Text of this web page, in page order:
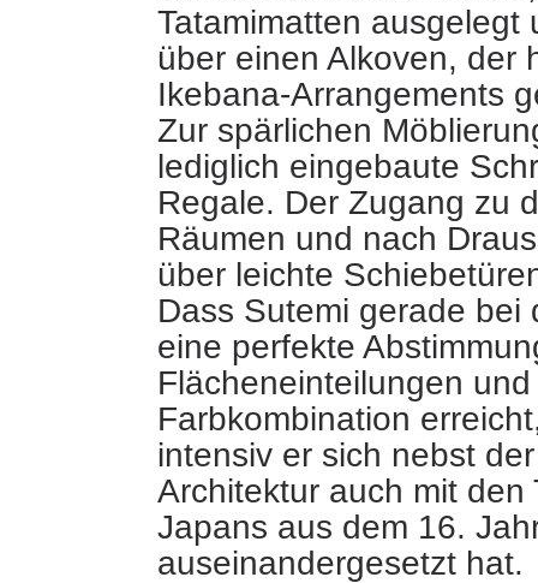
Tatamimatten ausgelegt
über einen Alkoven, der
Ikebana-Arrangements
Zur spärlichen
lediglich eingebaute
Regale. Der Zugang zu
Räumen und nach
über leichte
Dass Sutemi gerade bei
eine perfekte
Flächeneinteilungen und
Farbkombination
intensiv er sich nebst
Architektur auch mit den
Japans aus dem 16.
auseinandergesetzt hat.